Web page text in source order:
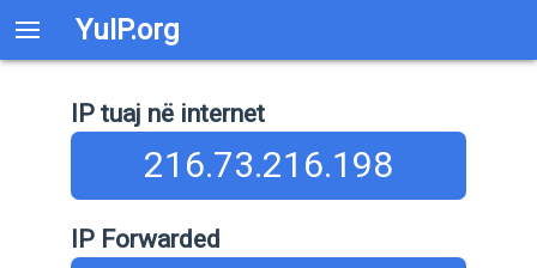
YuIP.org
IP tuaj në internet
216.73.216.198
IP Forwarded